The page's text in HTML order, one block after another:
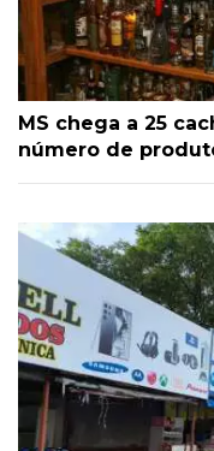
MS chega a 25
número de